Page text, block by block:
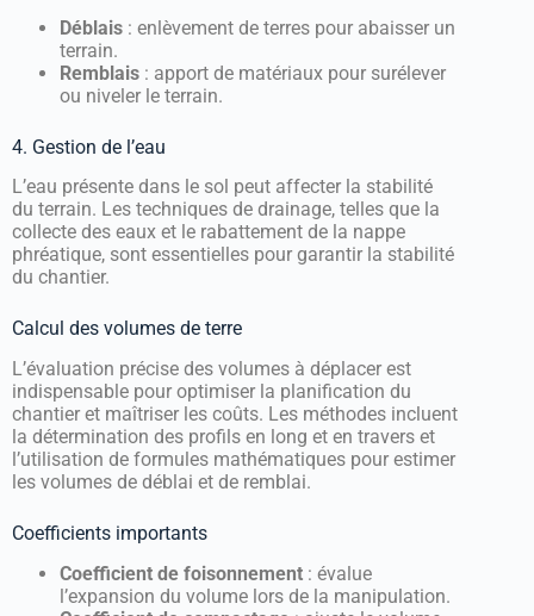
Déblais : enlèvement de terres pour abaisser un
terrain.
Remblais : apport de matériaux pour surélever
ou niveler le terrain.
4. Gestion de l’eau
L’eau présente dans le sol peut affecter la stabilité
du terrain. Les techniques de drainage, telles que la
collecte des eaux et le rabattement de la nappe
phréatique, sont essentielles pour garantir la stabilité
du chantier.
Calcul des volumes de terre
L’évaluation précise des volumes à déplacer est
indispensable pour optimiser la planification du
chantier et maîtriser les coûts. Les méthodes incluent
la détermination des profils en long et en travers et
l’utilisation de formules mathématiques pour estimer
les volumes de déblai et de remblai.
Coefficients importants
Coefficient de foisonnement : évalue
l’expansion du volume lors de la manipulation.